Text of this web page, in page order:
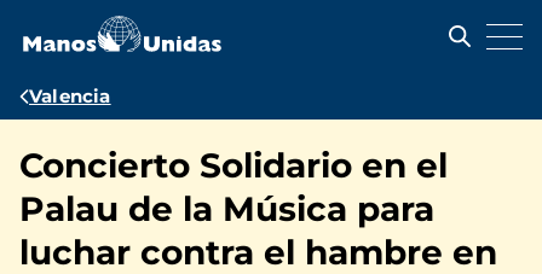
contenido
Ruta
navegación
Valencia
Concierto Solidario en el
Palau de la Música para
luchar contra el hambre en